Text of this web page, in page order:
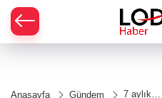
Anasayfa Gündem
7 aylık